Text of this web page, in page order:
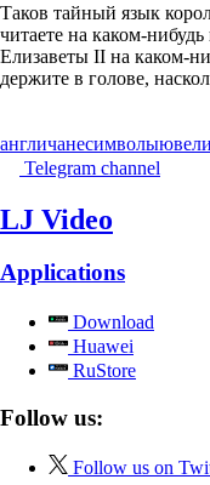
Таков тайный язык
читаете на каком-
Елизаветы II на каком-
держите в голове,
англичанесимволы
Telegram channel
LJ Video
Applications
Download
Huawei
RuStore
Follow us:
Follow us on